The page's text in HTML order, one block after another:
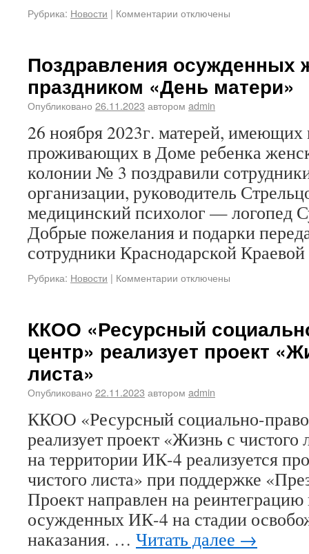
Рубрика: Новости | Комментарии отключены
Поздравления осужденных
праздником «День матери»
Опубликовано 26.11.2023 автором admin
26 ноября 2023г. матерей, имеющих
проживающих в Доме ребенка
колонии № 3 поздравили
организации, руководитель
медицинский психолог — логопед
Добрые пожелания и подарки
сотрудники Краснодарской
Рубрика: Новости | Комментарии отключены
ККОО «Ресурсный
центр» реализует проект
листа»
Опубликовано 22.11.2023 автором admin
ККОО «Ресурсный социально-
реализует проект «Жизнь с
на территории ИК-4 реализуется
чистого листа» при поддержке
Проект направлен на
осужденных ИК-4 на стадии
наказания. … Читать далее →